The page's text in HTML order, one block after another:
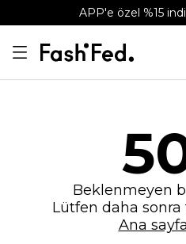
APP'e özel %15
Beklenmeyen
Lütfen daha
Ana